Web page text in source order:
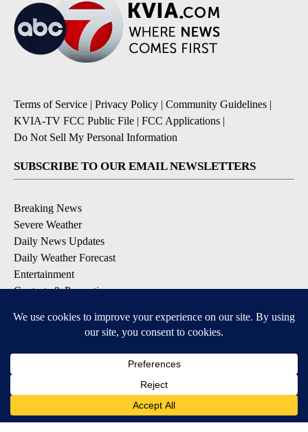
Terms of Service | Privacy Policy | Community Guidelines |
KVIA-TV FCC Public File | FCC Applications |
Do Not Sell My Personal Information
SUBSCRIBE TO OUR EMAIL NEWSLETTERS
Breaking News
Severe Weather
Daily News Updates
Daily Weather Forecast
Entertainment
Contests & Promotions
DOWNLOAD OUR APPS
Available for iOS and Android